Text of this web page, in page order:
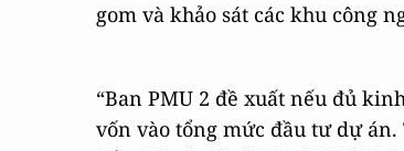
gom và khảo sát các khu công
“Ban PMU 2 đề xuất nếu đủ
vốn vào tổng mức đầu tư dự